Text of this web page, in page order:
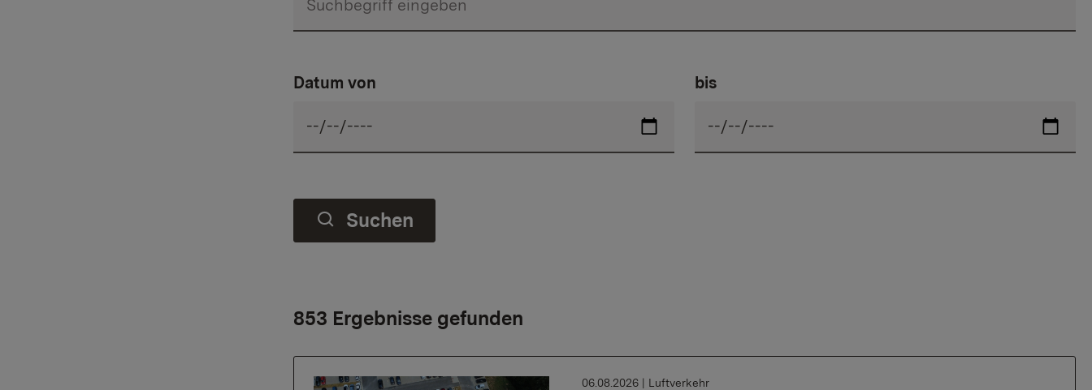
Datum von bis
Suchen
853 Ergebnisse gefunden
06.08.2026 | Luftverkehr